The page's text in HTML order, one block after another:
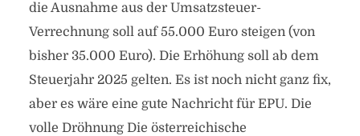
die Ausnahme aus der Umsatzsteuer-
Verrechnung soll auf 55.000 Euro steigen (von
bisher 35.000 Euro). Die Erhöhung soll ab dem
Steuerjahr 2025 gelten. Es ist noch nicht ganz fix,
aber es wäre eine gute Nachricht für EPU. Die
volle Dröhnung Die österreichische